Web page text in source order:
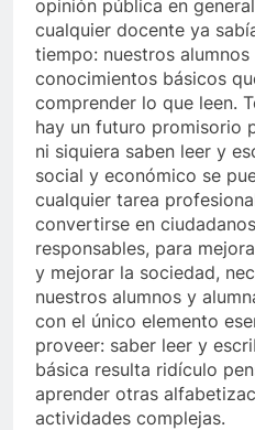
opinión pública en
cualquier docente ya
tiempo: nuestros
conocimientos básicos
comprender lo que leen.
hay un futuro promisorio
ni siquiera saben leer y
social y económico se
cualquier tarea
convertirse en
responsables, para
y mejorar la sociedad,
nuestros alumnos y
con el único elemento
proveer: saber leer y
básica resulta ridículo
aprender otras
actividades complejas.